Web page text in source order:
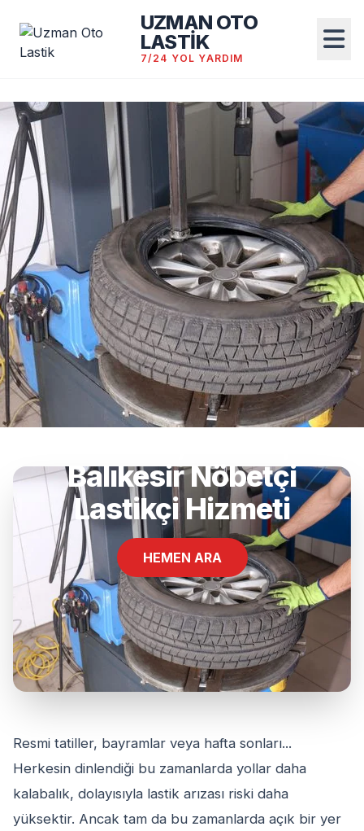
UZMAN OTO
LASTİK
7/24 YOL YARDIM
Balıkesir Nöbetçi
Lastikçi Hizmeti
HEMEN ARA
Resmi tatiller, bayramlar veya hafta sonları...
Herkesin dinlendiği bu zamanlarda yollar daha
kalabalık, dolayısıyla lastik arızası riski daha
yüksektir. Ancak tam da bu zamanlarda açık bir yer